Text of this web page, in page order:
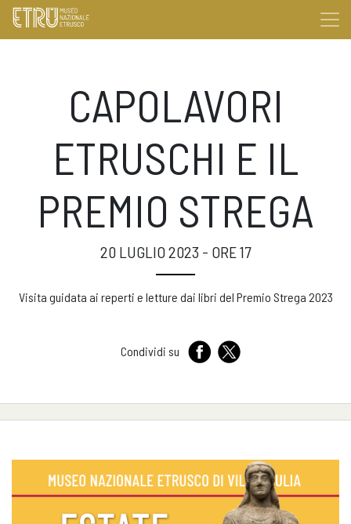
CAPOLAVORI
ETRUSCHI E IL
PREMIO STREGA
20 LUGLIO 2023 - ORE 17
Visita guidata ai reperti e letture dai libri del Premio Strega 2023
Condividi su